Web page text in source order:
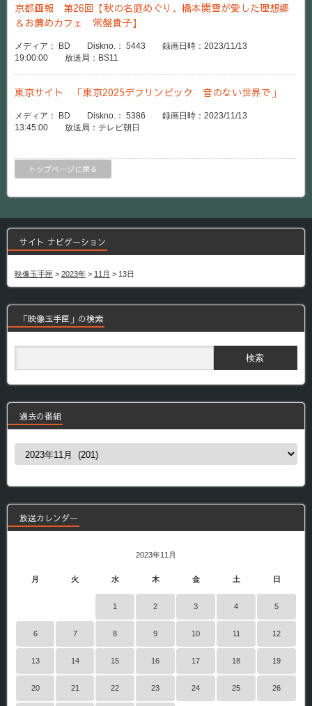
京都画報 第26回【秋の名庭めぐり、橋本関雪が愛した理想郷
＆お薦めカフェ 常盤貴子】
メディア： BD Diskno.： 5443 録画日時：2023/11/13
19:00:00 放送局：BS11
東京サイト 「東京2025デフリンピック 音のない世界で」
メディア： BD Diskno.： 5386 録画日時：2023/11/13
13:45:00 放送局：テレビ朝日
トップページに戻る
サイト ナビゲーション
映像玉手匣 > 2023年 > 11月 > 13日
「映像玉手匣」の検索
過去の番組
過
組
放送カレンダー
2023年11月
月 火 水 木 金 土 日
1 2 3 4 5
6 7 8 9 10 11 12
13 14 15 16 17 18 19
20 21 22 23 24 25 26